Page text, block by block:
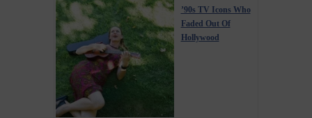
’90s TV Icons Who
Faded Out Of
Hollywood